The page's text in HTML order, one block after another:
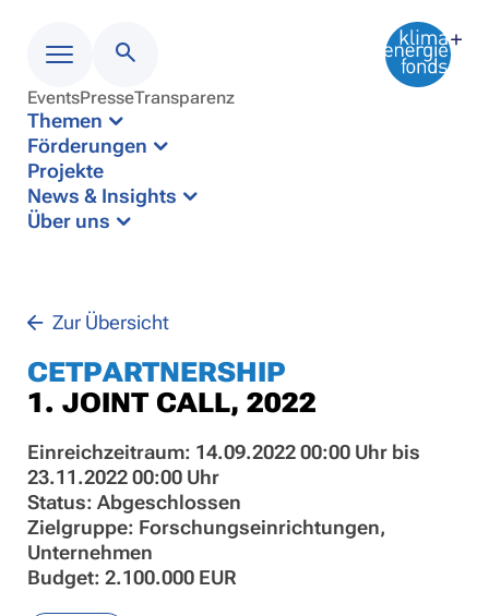
Menü
EventsPresseTransparenz
Themen
Förderungen
Projekte
News & Insights
Über uns
Zur Übersicht
CETPARTNERSHIP
1. JOINT CALL, 2022
Einreichzeitraum: 14.09.2022 00:00 Uhr bis
23.11.2022 00:00 Uhr
Status: Abgeschlossen
Zielgruppe: Forschungseinrichtungen,
Unternehmen
Budget: 2.100.000 EUR